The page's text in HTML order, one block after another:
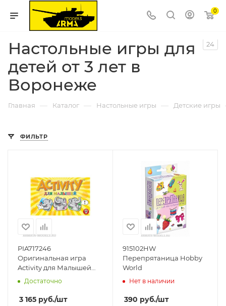
0
Настольные игры для
детей от 3 лет в
Воронеже
24
Главная — Каталог — Настольные игры — Детские игры
ФИЛЬТР
PIA717246
Оригинальная игра
Activity для Малышей
обновленная версия
Piatnik
Достаточно
3 165 руб./шт
915102HW
Перепрятаница Hobby
World
Нет в наличии
390 руб./шт